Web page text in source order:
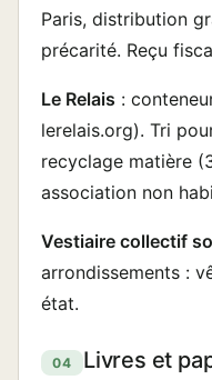
Paris, distribution
précarité. Reçu
Le Relais :
lerelais.org). Tri
recyclage matière
association non
Vestiaire collectif
arrondissements :
état.
04 Livres et